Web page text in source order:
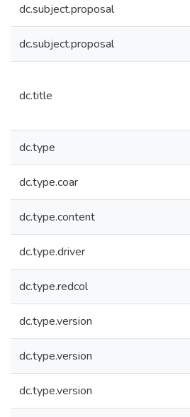
dc.subject.proposal
dc.subject.proposal
dc.title
dc.type
dc.type.coar
dc.type.content
dc.type.driver
dc.type.redcol
dc.type.version
dc.type.version
dc.type.version